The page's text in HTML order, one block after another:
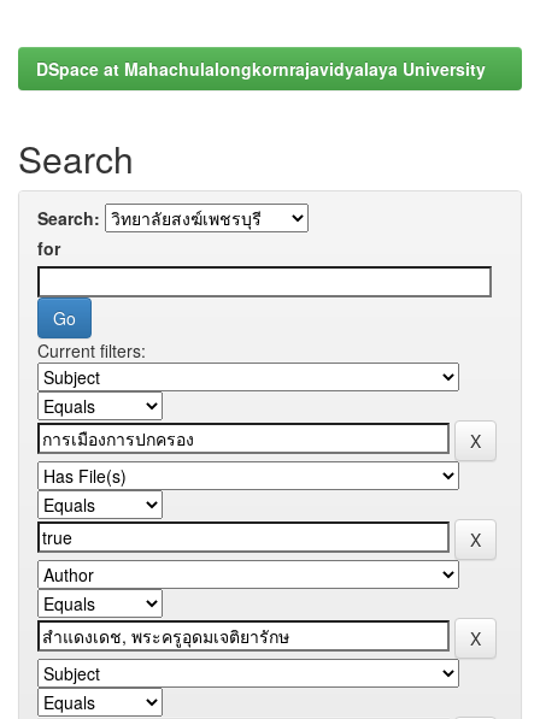
DSpace at Mahachulalongkornrajavidyalaya University
Search
Search:
for
Current filters: